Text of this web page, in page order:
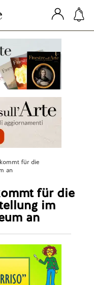
für die
an
für die
im
an